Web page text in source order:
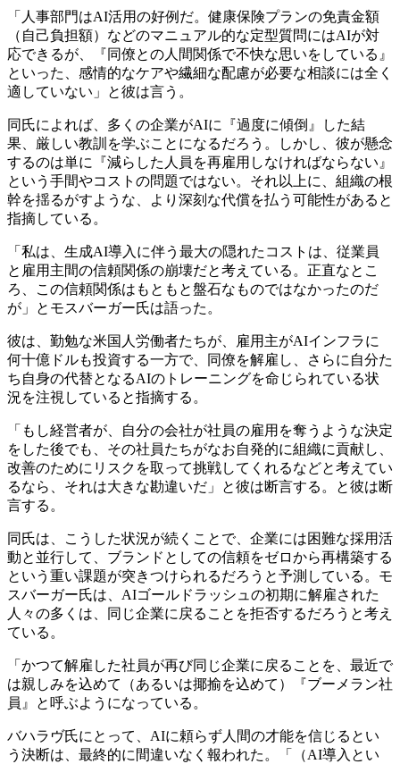
「人事部門はAI活用の好例だ。健康保険プランの免責金額
（自己負担額）などのマニュアル的な定型質問にはAIが対
応できるが、『同僚との人間関係で不快な思いをしている』
といった、感情的なケアや繊細な配慮が必要な相談には全く
適していない」と彼は言う。
同氏によれば、多くの企業がAIに『過度に傾倒』した結
果、厳しい教訓を学ぶことになるだろう。しかし、彼が懸念
するのは単に『減らした人員を再雇用しなければならない』
という手間やコストの問題ではない。それ以上に、組織の根
幹を揺るがすような、より深刻な代償を払う可能性があると
指摘している。
「私は、生成AI導入に伴う最大の隠れたコストは、従業員
と雇用主間の信頼関係の崩壊だと考えている。正直なとこ
ろ、この信頼関係はもともと盤石なものではなかったのだ
が」とモスバーガー氏は語った。
彼は、勤勉な米国人労働者たちが、雇用主がAIインフラに
何十億ドルも投資する一方で、同僚を解雇し、さらに自分た
ち自身の代替となるAIのトレーニングを命じられている状
況を注視していると指摘する。
「もし経営者が、自分の会社が社員の雇用を奪うような決定
をした後でも、その社員たちがなお自発的に組織に貢献し、
改善のためにリスクを取って挑戦してくれるなどと考えてい
るなら、それは大きな勘違いだ」と彼は断言する。と彼は断
言する。
同氏は、こうした状況が続くことで、企業には困難な採用活
動と並行して、ブランドとしての信頼をゼロから再構築する
という重い課題が突きつけられるだろうと予測している。モ
スバーガー氏は、AIゴールドラッシュの初期に解雇された
人々の多くは、同じ企業に戻ることを拒否するだろうと考え
ている。
「かつて解雇した社員が再び同じ企業に戻ることを、最近で
は親しみを込めて（あるいは揶揄を込めて）『ブーメラン社
員』と呼ぶようになっている。
バハラヴ氏にとって、AIに頼らず人間の才能を信じるとい
う決断は、最終的に間違いなく報われた。「（AI導入とい